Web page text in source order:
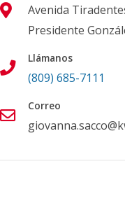
Avenida
Presidente
Llámanos
(809) 685-7111
Correo